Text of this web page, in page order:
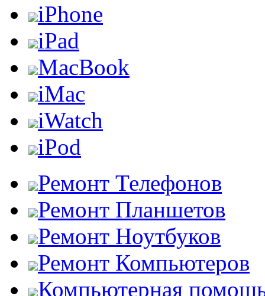
iPhone
iPad
MacBook
iMac
iWatch
iPod
Ремонт Телефонов
Ремонт Планшетов
Ремонт Ноутбуков
Ремонт Компьютеров
Компьютерная